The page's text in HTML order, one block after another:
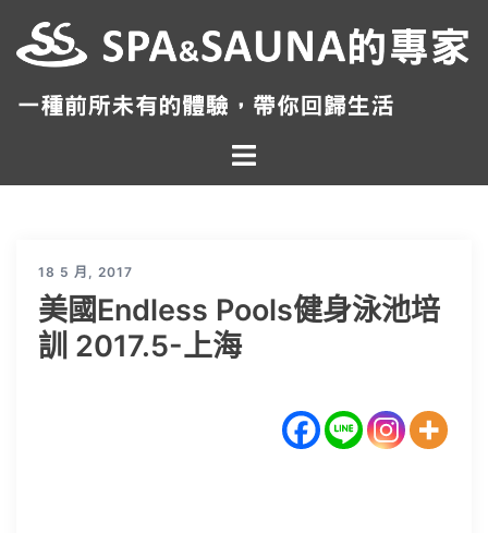
至
Toggle
menu
18 5 月, 2017
美國Endless Pools健身泳池培
訓 2017.5-上海